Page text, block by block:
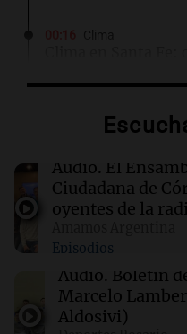
Clima
sábado 8 de agosto
00:08 La Cadena del Gol
Estudiantes de Río
en su zona
00:05 Clima
Audio. El
Ciudadana de
oyentes de la
Episodios
Audio. Boletín
Marcelo
Aldosivi)